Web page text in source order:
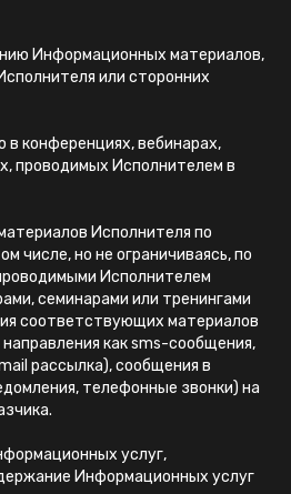
Информационных материалов,
или сторонних
в конференциях, вебинарах,
проводимых Исполнителем в
Исполнителя по
числе, но не ограничиваясь, по
Исполнителем
семинарами или тренингами
соответствующих материалов
как sms-сообщения,
рассылка), сообщения в
телефонные звонки) на
услуг,
Информационных услуг